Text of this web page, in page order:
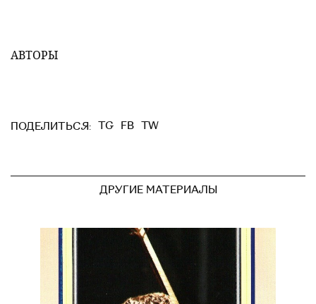
АВТОРЫ
ПОДЕЛИТЬСЯ: TG FB TW
ДРУГИЕ МАТЕРИАЛЫ